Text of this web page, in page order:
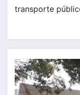
transporte